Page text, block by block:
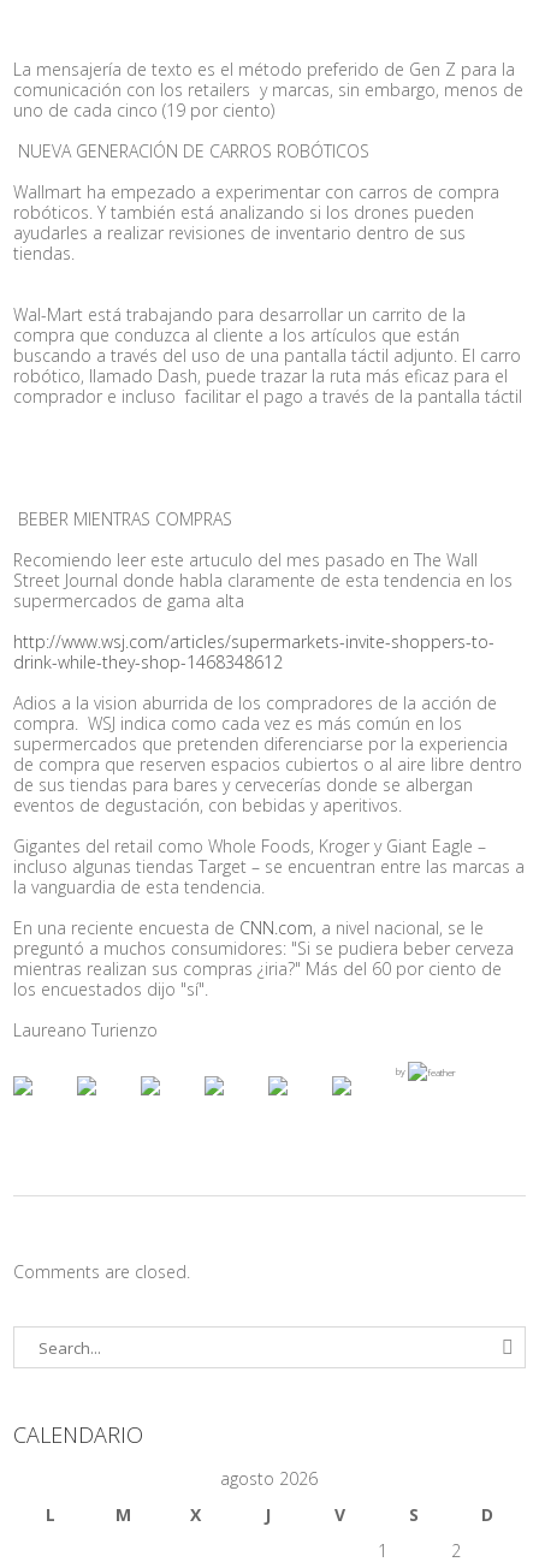
La mensajería de texto es el método preferido de Gen Z para la
comunicación con los retailers y marcas, sin embargo, menos de
uno de cada cinco (19 por ciento)
NUEVA GENERACIÓN DE CARROS ROBÓTICOS
Wallmart ha empezado a experimentar con carros de compra
robóticos. Y también está analizando si los drones pueden
ayudarles a realizar revisiones de inventario dentro de sus
tiendas.
Wal-Mart está trabajando para desarrollar un carrito de la
compra que conduzca al cliente a los artículos que están
buscando a través del uso de una pantalla táctil adjunto. El carro
robótico, llamado Dash, puede trazar la ruta más eficaz para el
comprador e incluso facilitar el pago a través de la pantalla táctil
BEBER MIENTRAS COMPRAS
Recomiendo leer este artuculo del mes pasado en The Wall
Street Journal donde habla claramente de esta tendencia en los
supermercados de gama alta
http://www.wsj.com/articles/supermarkets-invite-shoppers-to-
drink-while-they-shop-1468348612
Adios a la vision aburrida de los compradores de la acción de
compra. WSJ indica como cada vez es más común en los
supermercados que pretenden diferenciarse por la experiencia
de compra que reserven espacios cubiertos o al aire libre dentro
de sus tiendas para bares y cervecerías donde se albergan
eventos de degustación, con bebidas y aperitivos.
Gigantes del retail como Whole Foods, Kroger y Giant Eagle –
incluso algunas tiendas Target – se encuentran entre las marcas a
la vanguardia de esta tendencia.
En una reciente encuesta de CNN.com, a nivel nacional, se le
preguntó a muchos consumidores: "Si se pudiera beber cerveza
mientras realizan sus compras ¿iria?" Más del 60 por ciento de
los encuestados dijo "sí".
Laureano Turienzo
by
Comments are closed.
CALENDARIO
agosto 2026
L
M X J V S
D
1
2